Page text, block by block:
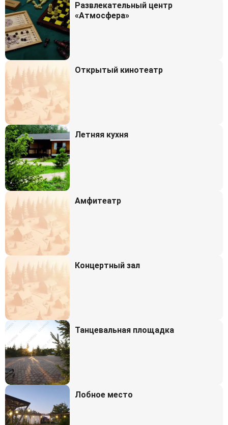
Развлекательный центр
«Атмосфера»
Открытый кинотеатр
Летняя кухня
Амфитеатр
Концертный зал
Танцевальная площадка
Лобное место